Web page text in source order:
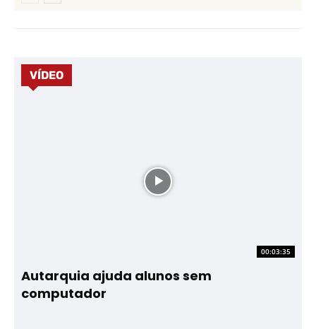
VÍDEO
00:03:35
Autarquia ajuda alunos sem
computador